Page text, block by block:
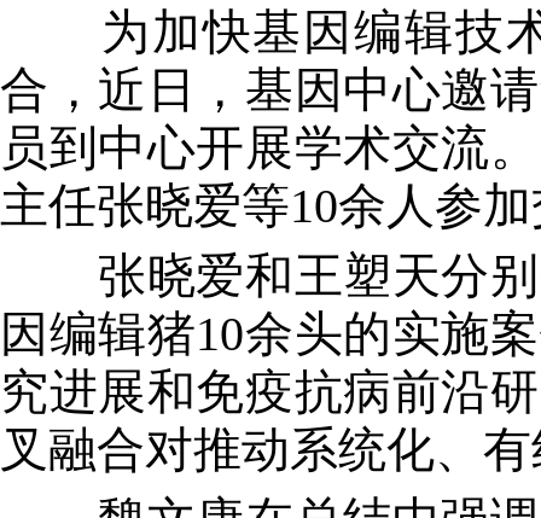
为加快基因编辑技术
合，近日，基因中心邀
员到中心开展学术交流
主任张晓爱等10余人参
张晓爱和王塑天分别
因编辑猪10余头的实施
究进展和免疫抗病前沿
叉融合对推动系统化、